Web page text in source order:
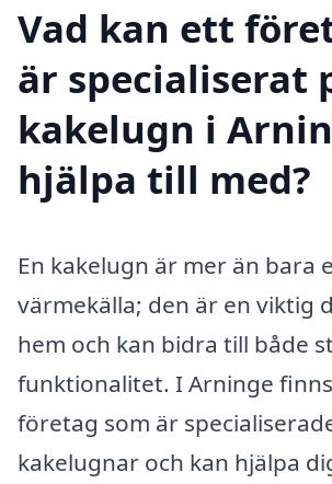
Vad kan ett
är specialiserat
kakelugn i
hjälpa till med?
En kakelugn är mer än bara
värmekälla; den är en viktig
hem och kan bidra till både
funktionalitet. I Arninge
företag som är
kakelugnar och kan hjälpa